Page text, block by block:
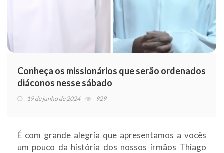
Conheça os missionários que serão ordenados
diáconos nesse sábado
19 de junho de 2024 929
É com grande alegria que apresentamos a vocês
um pouco da história dos nossos irmãos Thiago